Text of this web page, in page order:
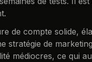
de compte solide,
stratégie de
médiocres, ce qui